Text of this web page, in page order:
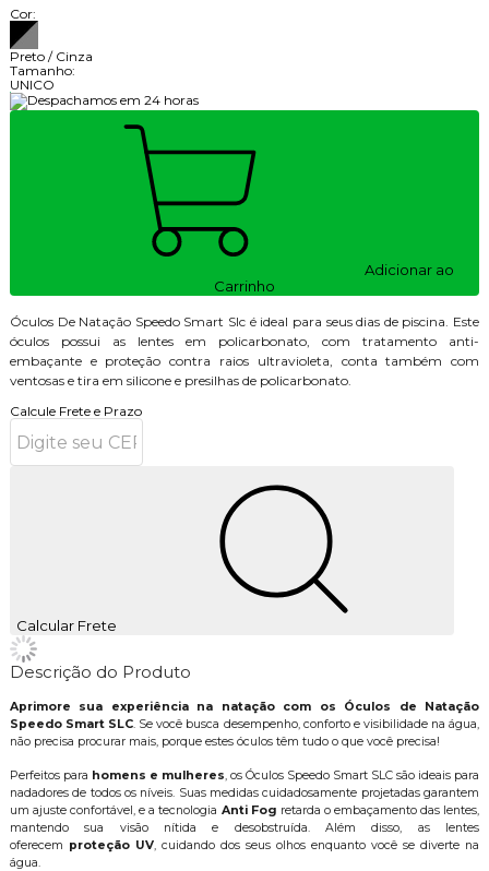
Cor:
Preto / Cinza
Tamanho:
UNICO
Adicionar ao
Carrinho
Óculos De Natação Speedo Smart Slc é ideal para seus dias de piscina. Este
óculos possui as lentes em policarbonato, com tratamento anti-
embaçante e proteção contra raios ultravioleta, conta também com
ventosas e tira em silicone e presilhas de policarbonato.
Calcule Frete e Prazo
Calcular Frete
Descrição do Produto
Aprimore sua experiência na natação com os Óculos de Natação
Speedo Smart SLC. Se você busca desempenho, conforto e visibilidade na água,
não precisa procurar mais, porque estes óculos têm tudo o que você precisa!
Perfeitos para homens e mulheres, os Óculos Speedo Smart SLC são ideais para
nadadores de todos os níveis. Suas medidas cuidadosamente projetadas garantem
um ajuste confortável, e a tecnologia Anti Fog retarda o embaçamento das lentes,
mantendo sua visão nítida e desobstruída. Além disso, as lentes
oferecem proteção UV, cuidando dos seus olhos enquanto você se diverte na
gua.